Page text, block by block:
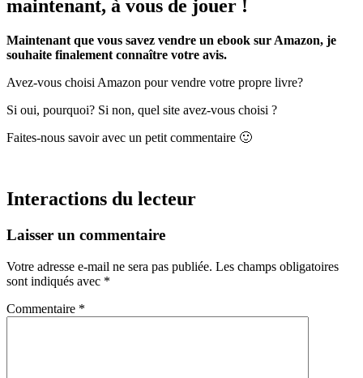
maintenant, à vous de jouer !
Maintenant que vous savez vendre un ebook sur Amazon, je
souhaite finalement connaître votre avis.
Avez-vous choisi Amazon pour vendre votre propre livre?
Si oui, pourquoi? Si non, quel site avez-vous choisi ?
Faites-nous savoir avec un petit commentaire 🙂
Interactions du lecteur
Laisser un commentaire
Votre adresse e-mail ne sera pas publiée. Les champs obligatoires
sont indiqués avec *
Commentaire *